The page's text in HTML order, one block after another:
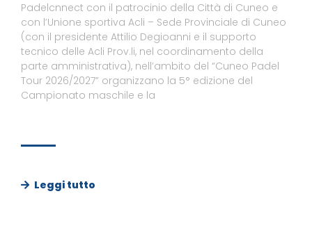
Padelcnnect con il patrocinio della Città di Cuneo e
con l’Unione sportiva Acli – Sede Provinciale di Cuneo
(con il presidente Attilio Degioanni e il supporto
tecnico delle Acli Prov.li, nel coordinamento della
parte amministrativa), nell’ambito del “Cuneo Padel
Tour 2026/2027” organizzano la 5° edizione del
Campionato maschile e la
Leggi tutto